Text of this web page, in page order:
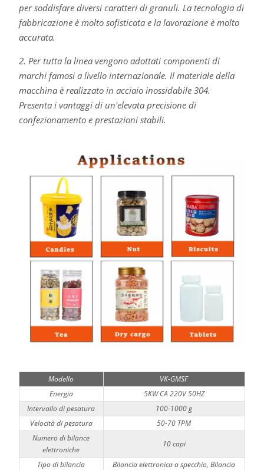
per soddisfare diversi caratteri di granuli. La tecnologia di
fabbricazione è molto sofisticata e la lavorazione è molto
accurata.
2. Per tutta la linea vengono adottati componenti di
marchi famosi a livello internazionale. Il materiale della
macchina è realizzato in acciaio inossidabile 304.
Presenta i vantaggi di un'elevata precisione di
confezionamento e prestazioni stabili.
Modello
VK-GMSF
Energia
5KW CA 220V 50HZ
Intervallo di pesatura
100-1000 g
Velocità di pesatura
50-70 TPM
Numero di bilance
elettroniche
10 capi
Tipo di bilancia
Bilancia elettronica a specchio, Bilancia